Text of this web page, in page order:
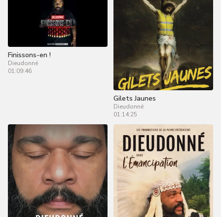
Finissons-en !
Dieudonné
01:09:46
Gilets Jaunes
Dieudonné
01:14:25